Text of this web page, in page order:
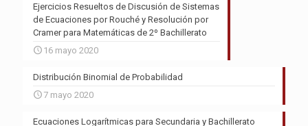
Ejercicios Resueltos de Discusión de Sistemas
de Ecuaciones por Rouché y Resolución por
Cramer para Matemáticas de 2º Bachillerato
16 mayo 2020
Distribución Binomial de Probabilidad
7 mayo 2020
Ecuaciones Logarítmicas para Secundaria y Bachillerato